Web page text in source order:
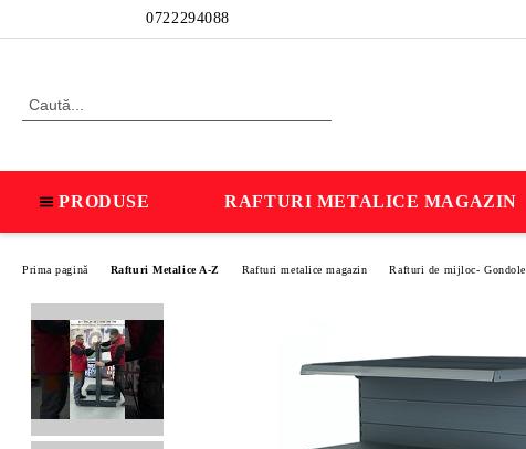
0722294088
PRODUSE RAFTURI METALICE MAGAZIN
Prima pagină Rafturi Metalice A-Z Rafturi metalice magazin Rafturi de mijloc- Gondole